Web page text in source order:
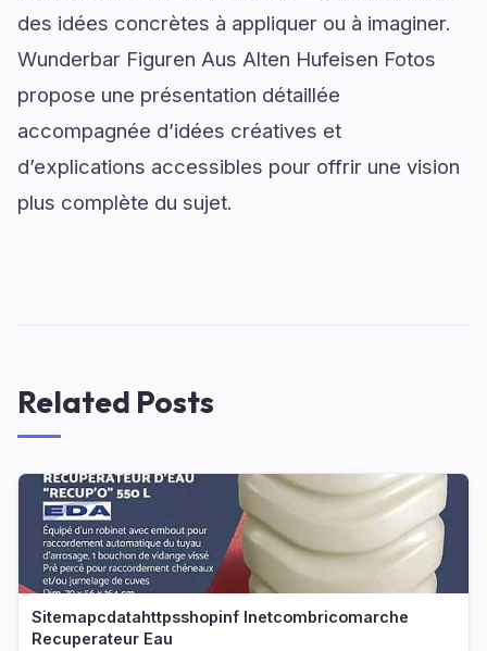
des idées concrètes à appliquer ou à imaginer.
Wunderbar Figuren Aus Alten Hufeisen Fotos
propose une présentation détaillée
accompagnée d’idées créatives et
d’explications accessibles pour offrir une vision
plus complète du sujet.
Related Posts
Sitemapcdatahttpsshopinf Inetcombricomarche
Recuperateur Eau